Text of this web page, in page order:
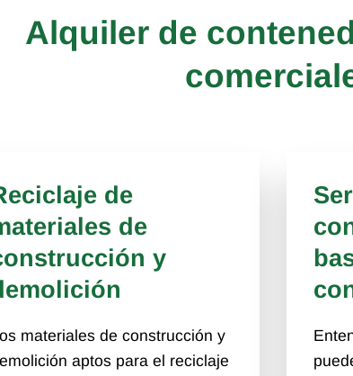
Alquiler de
de
de
y
materiales de construcción y
aptos para el reciclaje